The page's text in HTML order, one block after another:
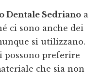
Dentale Sedriano a
ci sono anche dei
si utilizzano.
possono preferire
che sia non